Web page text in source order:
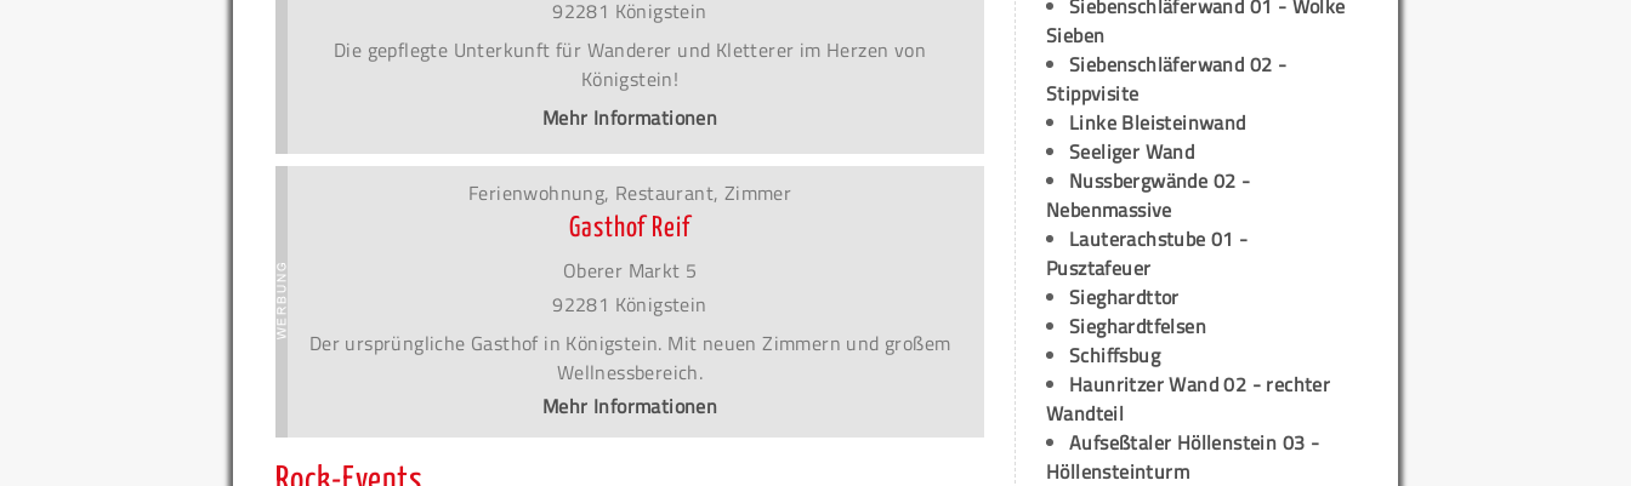
92281 Königstein
Die gepflegte Unterkunft für Wanderer und Kletterer im Herzen von
Königstein!
Mehr Informationen
Ferienwohnung, Restaurant, Zimmer
Gasthof Reif
Oberer Markt 5
92281 Königstein
Der ursprüngliche Gasthof in Königstein. Mit neuen Zimmern und großem
Wellnessbereich.
Mehr Informationen
Siebenschläferwand 01 - Wolke
Sieben
Siebenschläferwand 02 -
Stippvisite
Linke Bleisteinwand
Seeliger Wand
Nussbergwände 02 -
Nebenmassive
Lauterachstube 01 -
Pusztafeuer
Sieghardttor
Sieghardtfelsen
Schiffsbug
Haunritzer Wand 02 - rechter
Wandteil
Aufseßtaler Höllenstein 03 -
Höllensteinturm